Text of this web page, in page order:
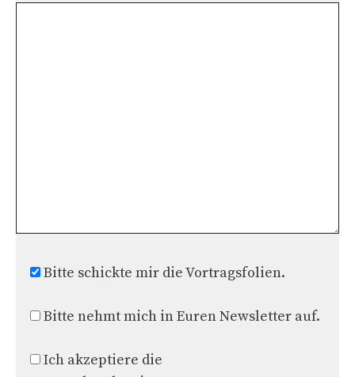
Bitte schickte mir die Vortragsfolien.
Bitte nehmt mich in Euren Newsletter auf.
Ich akzeptiere die